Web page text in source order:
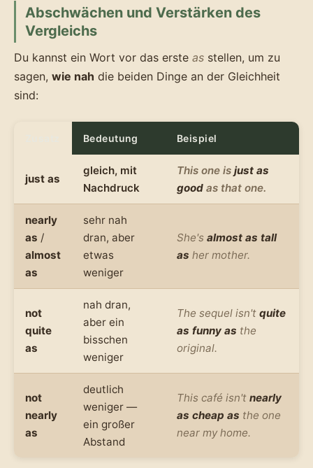
Abschwächen und Verstärken des
Vergleichs
Du kannst ein Wort vor das erste as stellen, um zu
sagen, wie nah die beiden Dinge an der Gleichheit
sind:
Bedeutung Beispiel
just as
gleich, mit
Nachdruck
This one is just as
good as that one.
nearly
as /
almost
as
sehr nah
dran, aber
etwas
weniger
She's almost as tall
as her mother.
not
quite
as
nah dran,
aber ein
bisschen
weniger
The sequel isn't quite
as funny as the
original.
not
nearly
as
deutlich
weniger —
ein großer
Abstand
This café isn't nearly
as cheap as the one
near my home.